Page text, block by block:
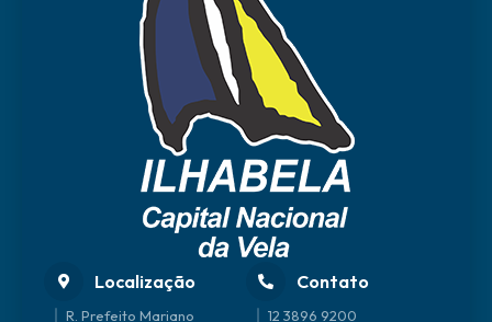
Laz
er
Gabr
a
Merli
n
Localização
R. Prefeito Mariano
Contato
12 3896 9200